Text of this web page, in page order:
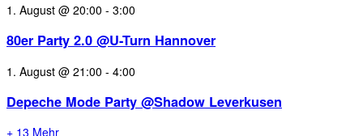
1. August @ 20:00 - 3:00
80er Party 2.0 @U-Turn Hannover
1. August @ 21:00 - 4:00
Depeche Mode Party @Shadow Leverkusen
+ 13 Mehr